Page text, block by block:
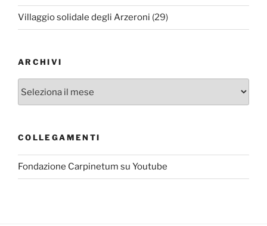
Villaggio solidale degli Arzeroni (29)
ARCHIVI
Archivi
COLLEGAMENTI
Fondazione Carpinetum su Youtube